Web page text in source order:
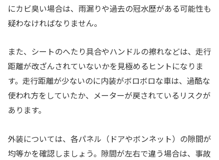
にカビ臭い場合は、雨漏りや過去の冠水歴がある可能性も
疑わなければなりません。
また、シートのへたり具合やハンドルの擦れなどは、走行
距離が改ざんされていないかを見極めるヒントになりま
す。走行距離が少ないのに内装がボロボロな車は、過酷な
使われ方をしていたか、メーターが戻されているリスクが
あります。
外装については、各パネル（ドアやボンネット）の隙間が
均等かを確認しましょう。隙間が左右で違う場合は、事故